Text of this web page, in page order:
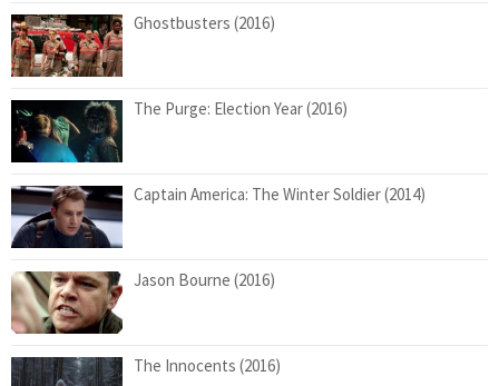
Ghostbusters (2016)
The Purge: Election Year (2016)
Captain America: The Winter Soldier (2014)
Jason Bourne (2016)
The Innocents (2016)